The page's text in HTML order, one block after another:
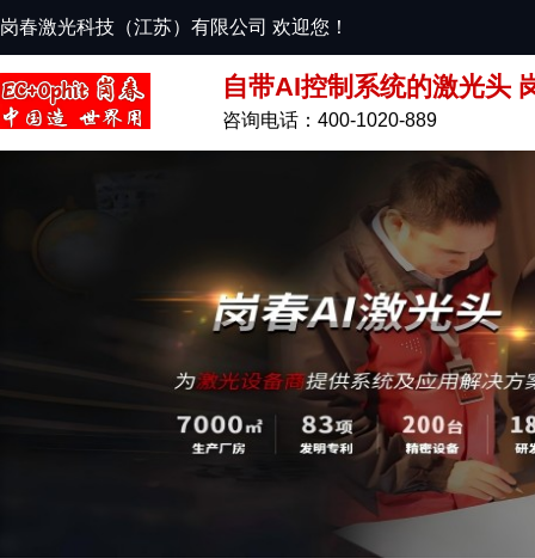
岗春激光科技（江苏）有限公司 欢迎您！
自带AI控制系统的激光头
咨询电话：400-1020-889